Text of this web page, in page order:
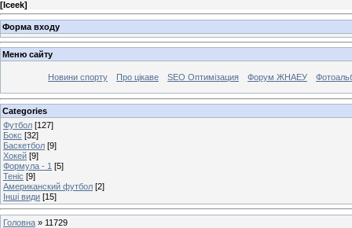
[Iceek]
Форма входу
Меню сайту
Новини спорту Про цікаве SEO Оптимізация Форум ЖНАЕУ
Categories
Футбол [127]
Бокс [32]
Баскетбол [9]
Хокей [9]
Формула - 1 [5]
Теніс [9]
Американский футбол [2]
Інші види [15]
Головна » 11729